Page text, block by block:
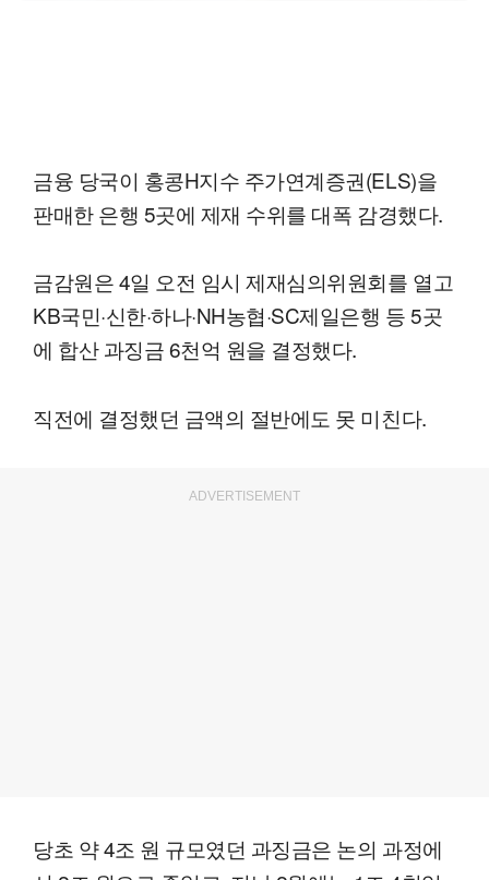
금융 당국이 홍콩H지수 주가연계증권(ELS)을
판매한 은행 5곳에 제재 수위를 대폭 감경했다.
금감원은 4일 오전 임시 제재심의위원회를 열고
KB국민·신한·하나·NH농협·SC제일은행 등 5곳
에 합산 과징금 6천억 원을 결정했다.
직전에 결정했던 금액의 절반에도 못 미친다.
ADVERTISEMENT
당초 약 4조 원 규모였던 과징금은 논의 과정에